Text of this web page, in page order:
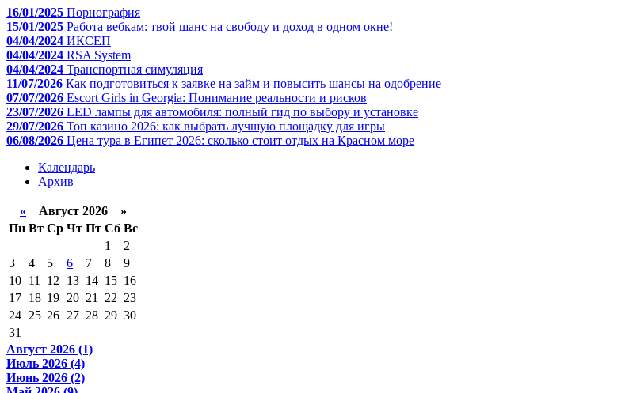
16/01/2025 Порнография
15/01/2025 Работа вебкам: твой шанс на свободу и доход в одном окне!
04/04/2024 ИКСЕП
04/04/2024 RSA System
04/04/2024 Транспортная симуляция
11/07/2026 Как подготовиться к заявке на займ и повысить шансы на одобрение
07/07/2026 Escort Girls in Georgia: Понимание реальности и рисков
23/07/2026 LED лампы для автомобиля: полный гид по выбору и установке
29/07/2026 Топ казино 2026: как выбрать лучшую площадку для игры
06/08/2026 Цена тура в Египет 2026: сколько стоит отдых на Красном море
Календарь
Архив
« Август 2026 »
Пн Вт Ср Чт Пт Сб Вс
1
2
3
4 5 6 7 8
9
10 11 12 13 14 15 16
17 18 19 20 21 22 23
24 25 26 27 28 29 30
31
Август 2026 (1)
Июль 2026 (4)
Июнь 2026 (2)